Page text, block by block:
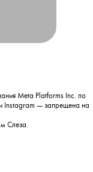
Meta Platforms Inc. по
Instagram — запрещена на
Слеза.